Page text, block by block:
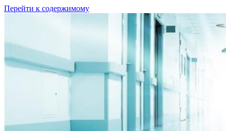
Перейти к содержимому